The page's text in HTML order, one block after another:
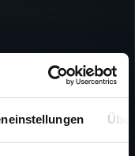
SCIENCE FICTION